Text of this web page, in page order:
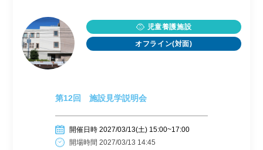
児童養護施設
オフライン(対面)
第12回 施設見学説明会
開催日時 2027/03/13(土) 15:00~17:00
開場時間 2027/03/13 14:45